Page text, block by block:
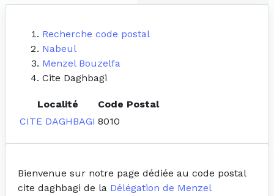
Recherche code postal
Nabeul
Menzel Bouzelfa
Cite Daghbagi
Localité
Code Postal
CITE DAGHBAGI 8010
Bienvenue sur notre page dédiée au code postal
cite daghbagi de la Délégation de Menzel